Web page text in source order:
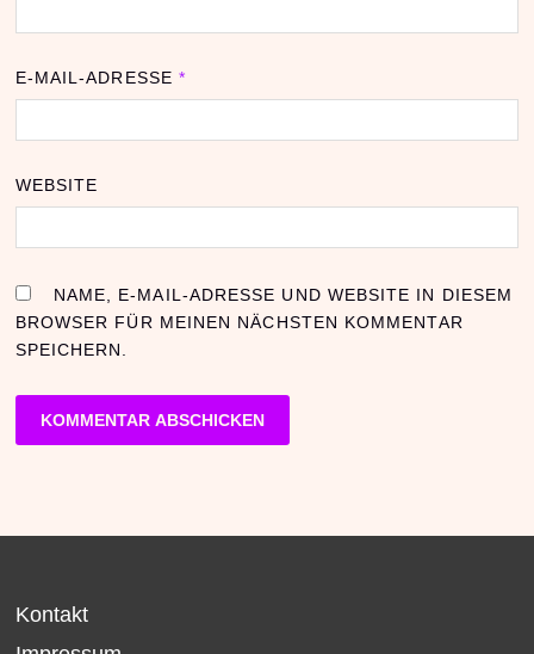
E-MAIL-ADRESSE *
WEBSITE
NAME, E-MAIL-ADRESSE UND WEBSITE IN DIESEM
BROWSER FÜR MEINEN NÄCHSTEN KOMMENTAR
SPEICHERN.
Kontakt